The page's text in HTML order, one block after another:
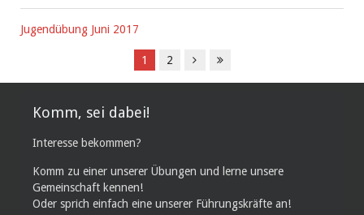
Jugendübung Juni 2017
1 2
Komm, sei dabei!
Interesse bekommen?
Komm zu einer unserer Übungen und lerne unsere
Gemeinschaft kennen!
Oder sprich einfach eine unserer Führungskräfte an!